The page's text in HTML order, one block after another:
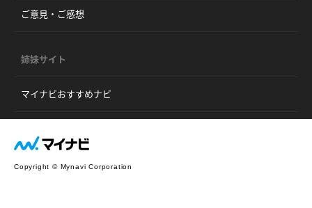
ご意見・ご感想
姉妹サイト
マイナビおすすめナビ
Copyright © Mynavi Corporation